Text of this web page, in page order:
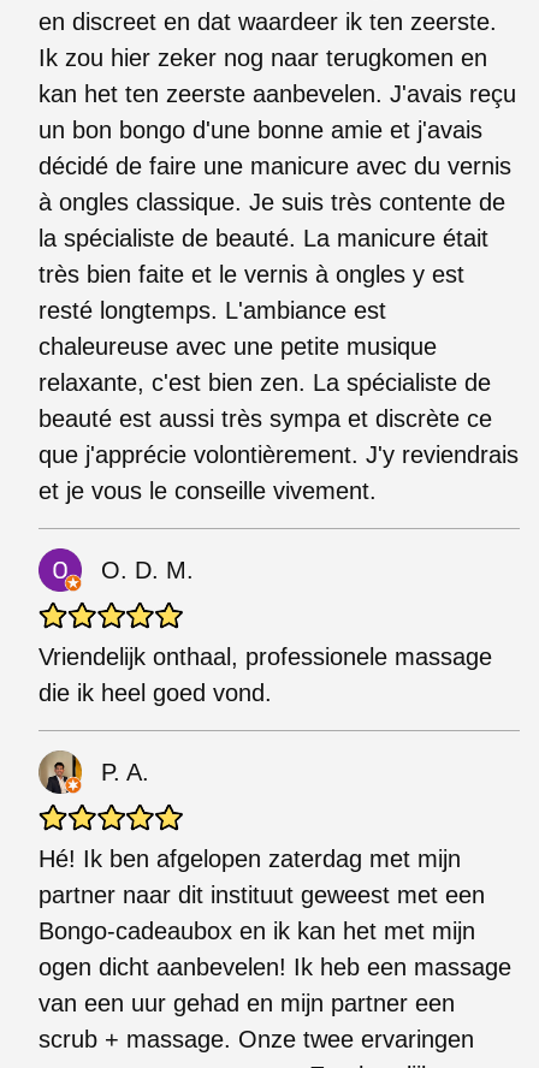
en discreet en dat waardeer ik ten zeerste.
Ik zou hier zeker nog naar terugkomen en
kan het ten zeerste aanbevelen. J'avais reçu
un bon bongo d'une bonne amie et j'avais
décidé de faire une manicure avec du vernis
à ongles classique. Je suis très contente de
la spécialiste de beauté. La manicure était
très bien faite et le vernis à ongles y est
resté longtemps. L'ambiance est
chaleureuse avec une petite musique
relaxante, c'est bien zen. La spécialiste de
beauté est aussi très sympa et discrète ce
que j'apprécie volontièrement. J'y reviendrais
et je vous le conseille vivement.
O. D. M.
Vriendelijk onthaal, professionele massage
die ik heel goed vond.
P. A.
Hé! Ik ben afgelopen zaterdag met mijn
partner naar dit instituut geweest met een
Bongo-cadeaubox en ik kan het met mijn
ogen dicht aanbevelen! Ik heb een massage
van een uur gehad en mijn partner een
scrub + massage. Onze twee ervaringen